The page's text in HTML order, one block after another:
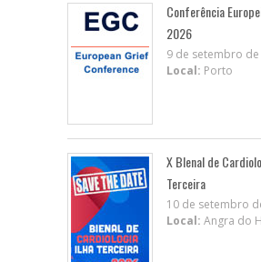
Conferência
2026
9 de setembro
Local: Porto
X BIenal de
Terceira
10 de setembro
Local: Angra do